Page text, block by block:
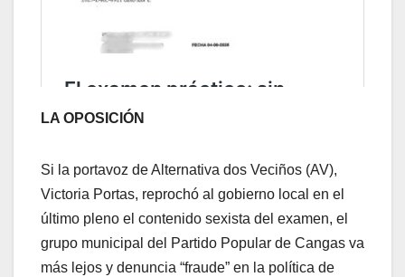
LA OPOSICIÓN
Si la portavoz de Alternativa dos Veciños (AV),
Victoria Portas, reprochó al gobierno local en el
último pleno el contenido sexista del examen, el
grupo municipal del Partido Popular de Cangas va
más lejos y denuncia “fraude” en la política de